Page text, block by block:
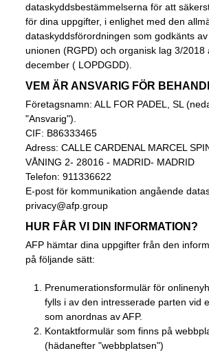
dataskyddsbestämmelserna för att
för dina uppgifter, i enlighet med den
dataskyddsförordningen som godkänts
unionen (RGPD) och organisk lag 3/2018
december ( LOPDGDD).
VEM ÄR ANSVARIG FÖR
Företagsnamn: ALL FOR PADEL, SL
"Ansvarig").
CIF: B86333465
Adress: CALLE CARDENAL MARCEL
VÅNING 2- 28016 - MADRID- MADRID
Telefon: 911336622
E-post för kommunikation angående
privacy@afp.group
HUR FÅR VI DIN INFORMATION?
AFP hämtar dina uppgifter från den
på följande sätt:
Prenumerationsformulär för
fylls i av den intresserade parten vid
som anordnas av AFP.
Kontaktformulär som finns på
(hädanefter "webbplatsen")